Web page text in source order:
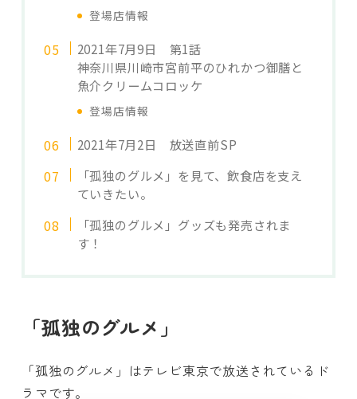
登場店情報
2021年7月9日 第1話
神奈川県川崎市宮前平のひれかつ御膳と
魚介クリームコロッケ
登場店情報
2021年7月2日 放送直前SP
「孤独のグルメ」を見て、飲食店を支え
ていきたい。
「孤独のグルメ」グッズも発売されま
す！
「孤独のグルメ」
「孤独のグルメ」はテレビ東京で放送されているド
ラマです。